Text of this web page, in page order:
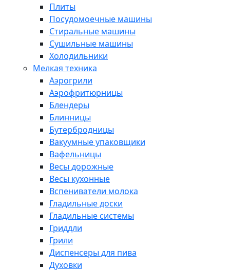
Плиты
Посудомоечные машины
Стиральные машины
Сушильные машины
Холодильники
Мелкая техника
Аэрогрили
Аэрофритюрницы
Блендеры
Блинницы
Бутербродницы
Вакуумные упаковщики
Вафельницы
Весы дорожные
Весы кухонные
Вспениватели молока
Гладильные доски
Гладильные системы
Гриддли
Грили
Диспенсеры для пива
Духовки